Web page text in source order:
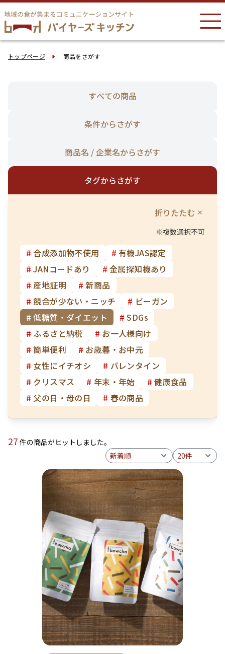
トップページ 商品をさがす
すべての商品
条件からさがす
商品名 / 企業名からさがす
タグからさがす
折りたたむ
※複数選択不可
# 合成添加物不使用 # 有機JAS認定
# JANコードあり # 金属探知機あり
# 産地証明 # 新商品
# 競合が少ない・ニッチ # ビーガン
# 低糖質・ダイエット # SDGs
# ふるさと納税 # お一人様向け
# 簡単便利 # お歳暮・お中元
# 女性にイチオシ # バレンタイン
# クリスマス # 年末・年始 # 健康食品
# 父の日・母の日 # 春の商品
27 件の商品がヒットしました。